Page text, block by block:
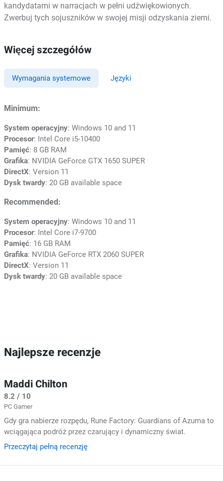
kandydatami w narracjach w pełni udźwiękowionych.
Zwerbuj tych sojuszników w swojej misji odzyskania ziemi.
Więcej szczegółów
Wymagania systemowe Języki
Minimum:
System operacyjny: Windows 10 and 11
Procesor: Intel Core i5-10400
Pamięć: 8 GB RAM
Grafika: NVIDIA GeForce GTX 1650 SUPER
DirectX: Version 11
Dysk twardy: 20 GB available space
Recommended:
System operacyjny: Windows 10 and 11
Procesor: Intel Core i7-9700
Pamięć: 16 GB RAM
Grafika: NVIDIA GeForce RTX 2060 SUPER
DirectX: Version 11
Dysk twardy: 20 GB available space
Najlepsze recenzje
Maddi Chilton
8.2 / 10
PC Gamer
Gdy gra nabierze rozpędu, Rune Factory: Guardians of Azuma to
wciągająca podróż przez czarujący i dynamiczny świat.
Przeczytaj pełną recenzję